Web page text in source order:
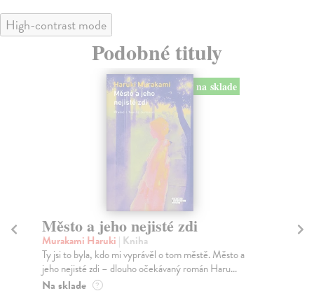
High-contrast mode
Podobné tituly
na sklade
Město a jeho nejisté zdi
Murakami Haruki | Kniha
Ty jsi to byla, kdo mi vyprávěl o tom městě. Město a
jeho nejisté zdi – dlouho očekávaný román Haru...
Na sklade ?